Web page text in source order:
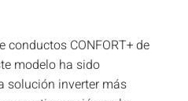
conductos CONFORT+ de
modelo ha sido
solución inverter más